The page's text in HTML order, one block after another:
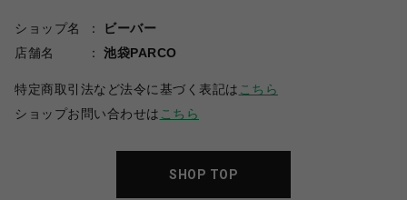
ショップ名
ビーバー
店舗名
池袋PARCO
特定商取引法など法令に基づく表記は こちら
ショップお問い合わせは こちら
SHOP TOP